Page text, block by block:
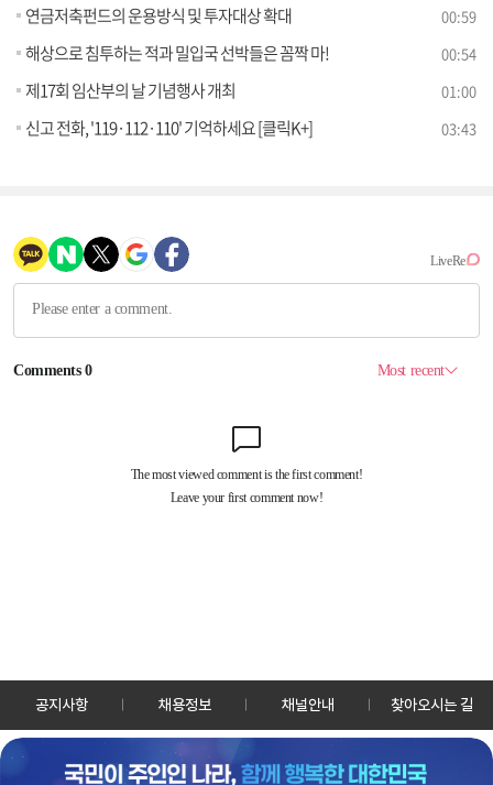
연금저축펀드의 운용방식 및 투자대상 확대 00:59
해상으로 침투하는 적과 밀입국 선박들은 꼼짝 마! 00:54
제17회 임산부의 날 기념행사 개최 01:00
신고 전화, '119·112·110' 기억하세요 [클릭K+] 03:43
공지사항 채용정보 채널안내 찾아오시는 길
30128 세종특별자치시 정부2청사로 13 한국정책방송원 KTV
TEL: 044-204-8000